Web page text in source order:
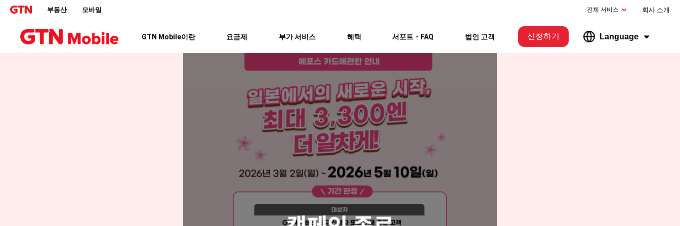
부동산 모바일 전체 서비스 회사 소개
GTN Mobile이란 요금제 부가 서비스 혜택 서포트・FAQ 법인 고객 신청하기 Language